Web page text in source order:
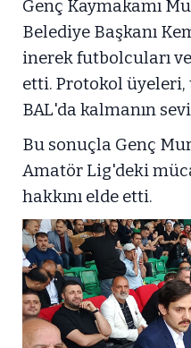
Genç Kaymakamı
Belediye Başkanı
inerek futbolcuları
etti. Protokol
BAL'da kalmanın
Bu sonuçla Genç
Amatör Lig'deki
hakkını elde etti.